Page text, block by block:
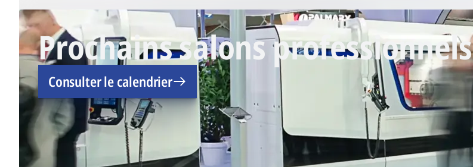
Prochains salons professionnels
Consulter le calendrier